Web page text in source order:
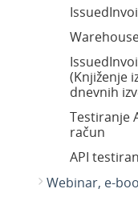
(Knjiženje
dnevnih
Testiranje
račun
API
Webinar, e-